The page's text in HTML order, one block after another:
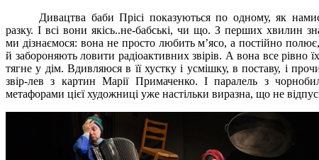
Дивацтва баби Прісі показуються по одному, як
разку. І всі вони якісь..не-бабські, чи що. З перших хвилин
ми дізнаємося: вона не просто любить м’ясо, а постійно
й забороняють ловити радіоактивних звірів. А вона все рівно
тягне у дім. Вдивляюся в її хустку і усмішку, в поставу, і
звір-лев з картин Марії Примаченко. І паралель з
метафорами цієї художниці уже настільки виразна, що не